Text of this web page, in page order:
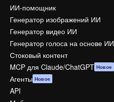
ИИ-помощник
Генератор изображений ИИ
Генератор видео ИИ
Генератор голоса на основе ИИ
Стоковый контент
MCP для Claude/ChatGPT Новое
Агенты Новое
API